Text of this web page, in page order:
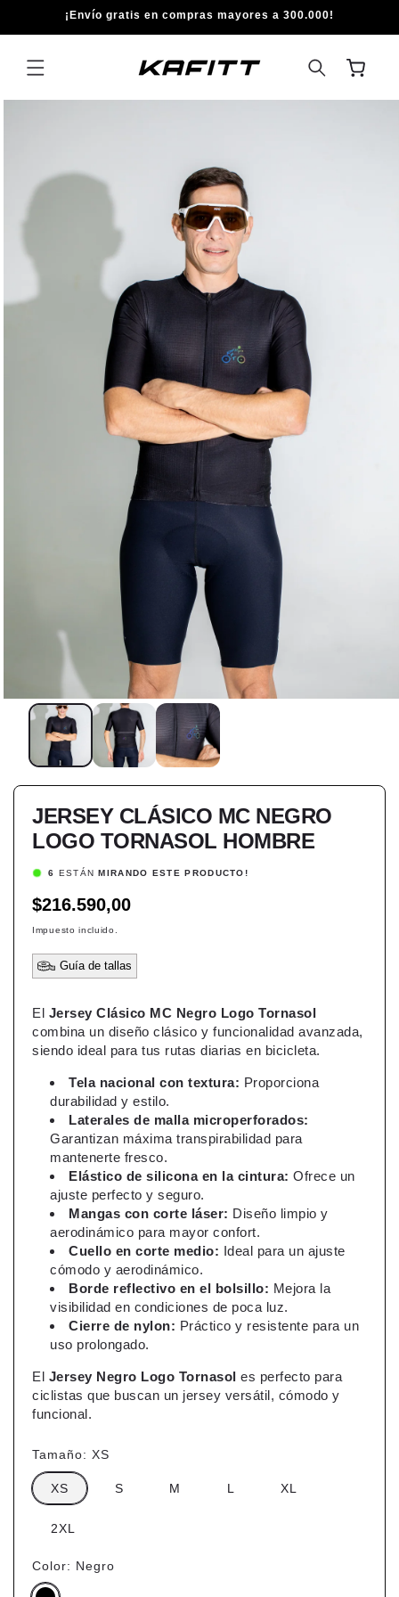
DIRECTAMENTE
AL CONTENIDO
¡Envío gratis en compras mayores a 300.000!
Carrito
JERSEY CLÁSICO MC NEGRO
LOGO TORNASOL HOMBRE
4 ESTÁN MIRANDO ESTE PRODUCTO!
Precio
habitual
$216.590,00
Impuesto incluido.
Guía de tallas
El Jersey Clásico MC Negro Logo Tornasol
combina un diseño clásico y funcionalidad avanzada,
siendo ideal para tus rutas diarias en bicicleta.
Tela nacional con textura: Proporciona
durabilidad y estilo.
Laterales de malla microperforados:
Garantizan máxima transpirabilidad para
mantenerte fresco.
Elástico de silicona en la cintura: Ofrece un
ajuste perfecto y seguro.
Mangas con corte láser: Diseño limpio y
aerodinámico para mayor confort.
Cuello en corte medio: Ideal para un ajuste
cómodo y aerodinámico.
Borde reflectivo en el bolsillo: Mejora la
visibilidad en condiciones de poca luz.
Cierre de nylon: Práctico y resistente para un
uso prolongado.
El Jersey Negro Logo Tornasol es perfecto para
ciclistas que buscan un jersey versátil, cómodo y
funcional.
Tamaño: XS
XS S M L XL
2XL
Color: Negro